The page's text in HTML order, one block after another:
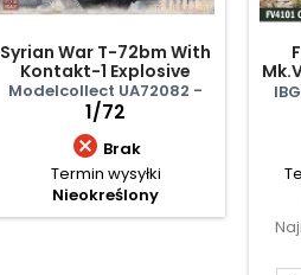
Syrian War T-72bm With
Kontakt-1 Explosive
Reactive Armor Main B
Modelcollect UA72082 -
1/72
 Brak
Termin wysyłki
Nieokreślony